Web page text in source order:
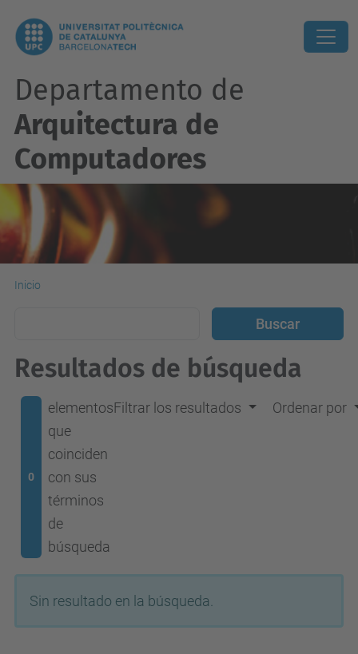
Departamento de
Arquitectura de
Computadores
Inicio
Resultados de búsqueda
0
elementos
que
coinciden
con sus
términos
de
búsqueda
Filtrar los resultados Ordenar por
Sin resultado en la búsqueda.